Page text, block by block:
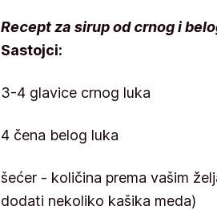
Recept za sirup od crnog i
Sastojci:
3-4 glavice crnog luka
4 čena belog luka
šećer - količina prema vašim
dodati nekoliko kašika meda)